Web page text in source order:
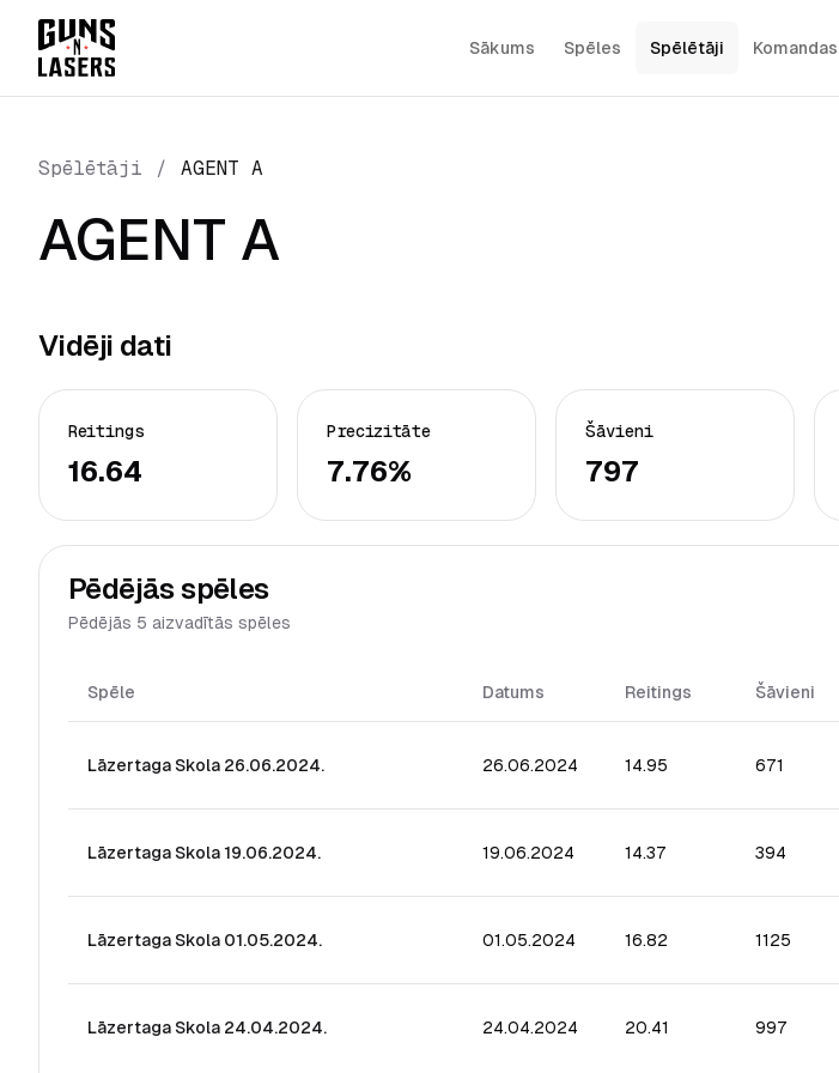
Sākums Spēles Spēlētāji Komandas
Spēlētāji / AGENT A
AGENT A
Vidēji dati
Reitings
16.64
Precizitāte
7.76%
Šāvieni
797
Pēdējās spēles
Pēdējās 5 aizvadītās spēles
Spēle Datums Reitings Šāvieni
Lāzertaga Skola 26.06.2024. 26.06.2024 14.95 671
Lāzertaga Skola 19.06.2024. 19.06.2024 14.37 394
Lāzertaga Skola 01.05.2024. 01.05.2024 16.82 1125
Lāzertaga Skola 24.04.2024. 24.04.2024 20.41 997